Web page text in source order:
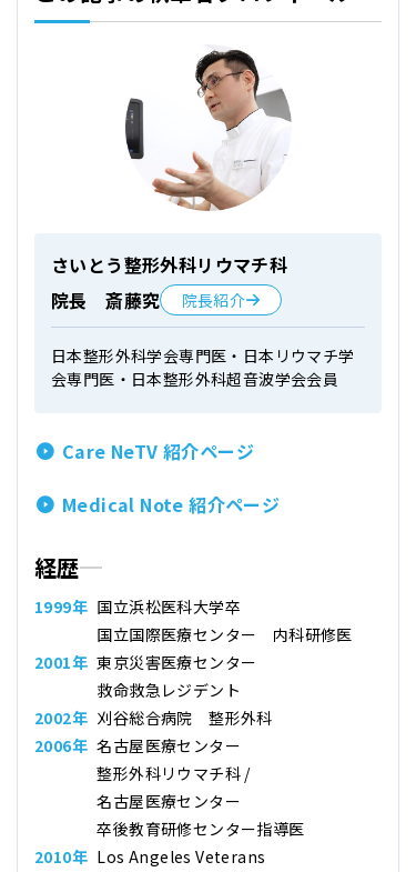
さいとう整形外科リウマチ科
院長 斎藤究
院長紹介
日本整形外科学会専門医・日本リウマチ学
会専門医・日本整形外科超音波学会会員
Care NeTV 紹介ページ
Medical Note 紹介ページ
経歴
1999年 国立浜松医科大学卒
国立国際医療センター 内科研修医
2001年 東京災害医療センター
救命救急レジデント
2002年 刈谷総合病院 整形外科
2006年 名古屋医療センター
整形外科リウマチ科 /
名古屋医療センター
卒後教育研修センター指導医
2010年 Los Angeles Veterans